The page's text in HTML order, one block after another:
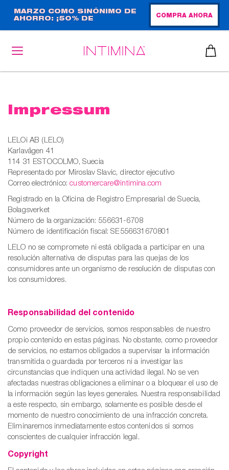
contenido
principal
MARZO COMO SINÓNIMO DE
AHORRO: ¡50% DE
TAMAÑO NORMAL!
COMPRA AHORA
Impressum
LELOi AB (LELO)
Karlavägen 41
114 31 ESTOCOLMO, Suecia
Representado por Miroslav Slavic, director ejecutivo
Correo electrónico:customercare@intimina.com
Registrado en la Oficina de Registro Empresarial de Suecia,
Bolagsverket
Número de la organización: 556631-6708
Número de identificación fiscal: SE556631670801
LELO no se compromete ni está obligada a participar en una
resolución alternativa de disputas para las quejas de los
consumidores ante un organismo de resolución de disputas con
los consumidores.
Responsabilidad del contenido
Como proveedor de servicios, somos responsables de nuestro
propio contenido en estas páginas. No obstante, como proveedor
de servicios, no estamos obligados a supervisar la información
transmitida o guardada por terceros ni a investigar las
circunstancias que indiquen una actividad ilegal. No se ven
afectadas nuestras obligaciones a eliminar o a bloquear el uso de
la información según las leyes generales. Nuestra responsabilidad
a este respecto, sin embargo, solamente es posible desde el
momento de nuestro conocimiento de una infracción concreta.
Eliminaremos inmediatamente estos contenidos si somos
conscientes de cualquier infracción legal.
Copyright